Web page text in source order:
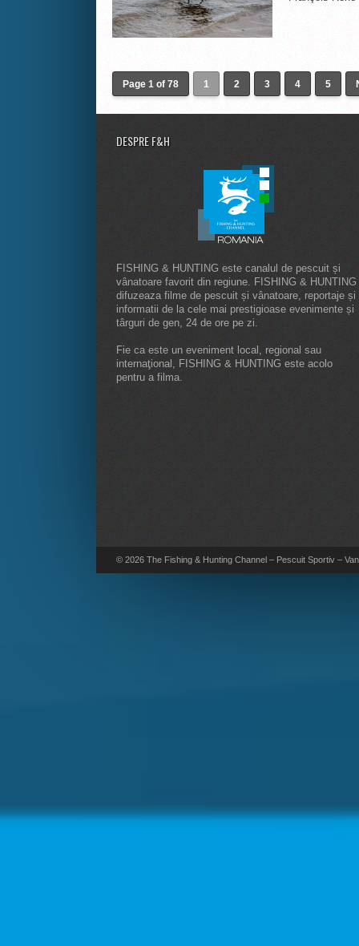
Page 1 of 78 1 2 3 4 5
DESPRE F&H
FISHING & HUNTING este canalul de pescuit și
vânatoare favorit din regiune. FISHING & HUNTING
difuzeaza filme de pescuit și vânatoare, reportaje și
informatii de la cele mai prestigioase evenimente și
târguri de gen, 24 de ore pe zi.
Fie ca este un eveniment local, regional sau
internaţional, FISHING & HUNTING este acolo
pentru a filma.
© 2026 The Fishing & Hunting Channel – Pescuit Sportiv –